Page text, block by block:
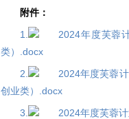
附件：
1.
2024年度芙蓉
类）.docx
2.
2024年度芙蓉
创业类）.docx
3.
2024年度芙蓉